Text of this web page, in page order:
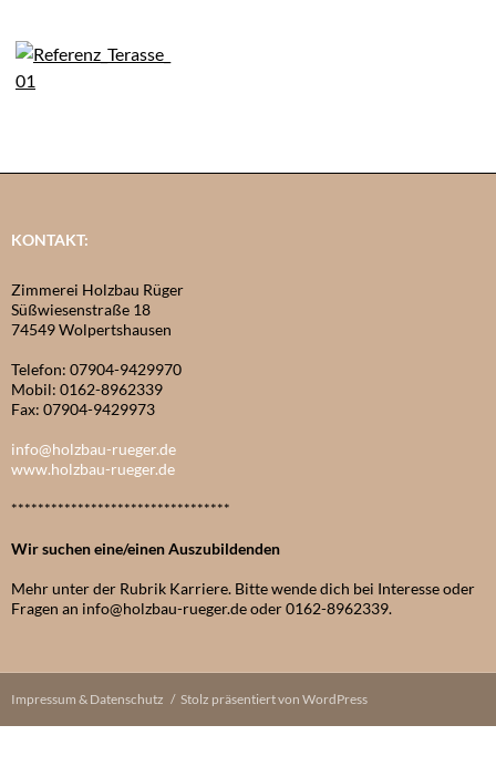
KONTAKT:
Zimmerei Holzbau Rüger
Süßwiesenstraße 18
74549 Wolpertshausen
Telefon: 07904-9429970
Mobil: 0162-8962339
Fax: 07904-9429973
info@holzbau-rueger.de
www.holzbau-rueger.de
*********************************
Wir suchen eine/einen Auszubildenden
Mehr unter der Rubrik Karriere. Bitte wende dich bei Interesse oder
Fragen an info@holzbau-rueger.de oder 0162-8962339.
Impressum & Datenschutz Stolz präsentiert von WordPress